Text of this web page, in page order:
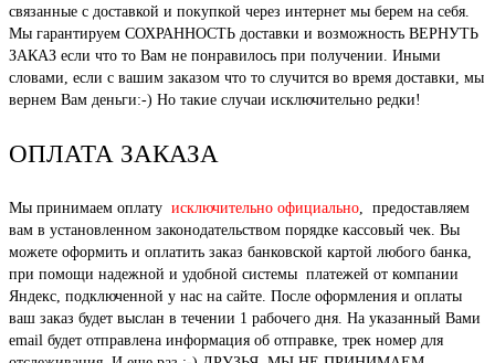
связанные с доставкой и покупкой через интернет мы берем на себя.
Мы гарантируем СОХРАННОСТЬ доставки и возможность ВЕРНУТЬ
ЗАКАЗ если что то Вам не понравилось при получении. Иными
словами, если с вашим заказом что то случится во время доставки, мы
вернем Вам деньги:-) Но такие случаи исключительно редки!
ОПЛАТА ЗАКАЗА
Мы принимаем оплату исключительно официально, предоставляем
вам в установленном законодательством порядке кассовый чек. Вы
можете оформить и оплатить заказ банковской картой любого банка,
при помощи надежной и удобной системы платежей от компании
Яндекс, подключенной у нас на сайте. После оформления и оплаты
ваш заказ будет выслан в течении 1 рабочего дня. На указанный Вами
email будет отправлена информация об отправке, трек номер для